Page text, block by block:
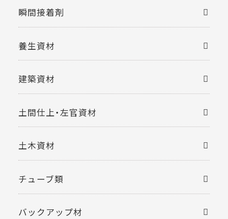
瞬間接着剤
養生資材
建築資材
土間仕上・左官資材
土木資材
チューブ類
バックアップ材